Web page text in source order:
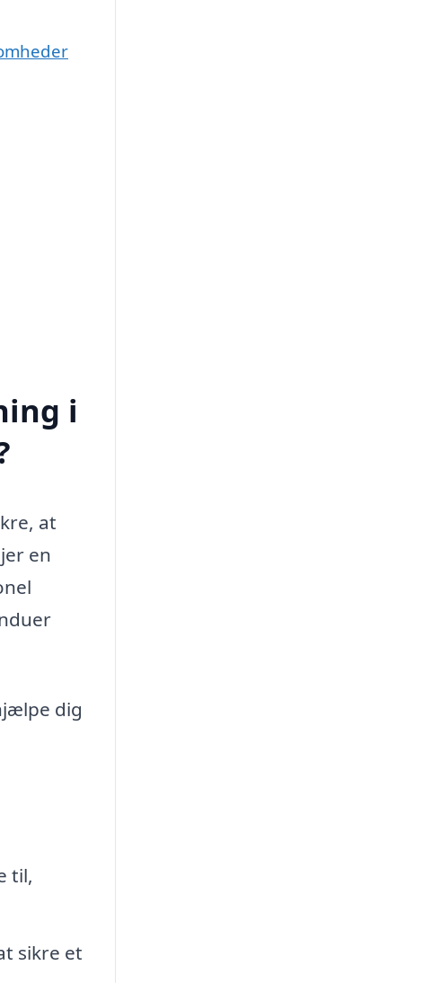
i
at
en
dig
til,
sikre et